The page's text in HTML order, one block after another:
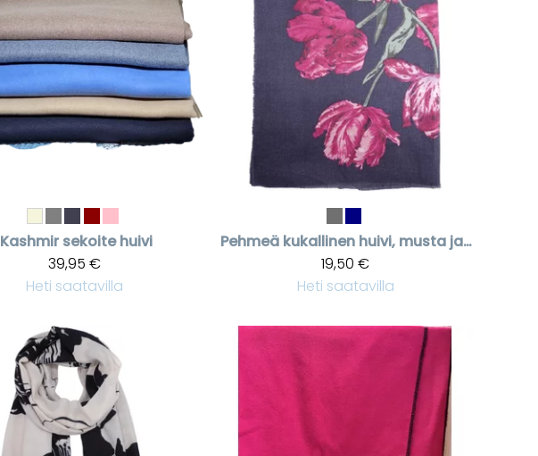
Kashmir sekoite huivi
39,95 €
Heti saatavilla
Pehmeä kukallinen huivi, musta ja tummansininen
19,50 €
Heti saatavilla